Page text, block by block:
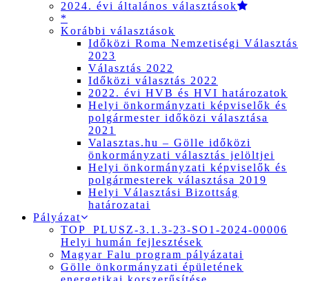
2024. évi általános választások
*
Korábbi választások
Időközi Roma Nemzetiségi Választás
2023
Választás 2022
Időközi választás 2022
2022. évi HVB és HVI határozatok
Helyi önkormányzati képviselők és
polgármester időközi választása
2021
Valasztas.hu – Gölle időközi
önkormányzati választás jelöltjei
Helyi önkormányzati képviselők és
polgármesterek választása 2019
Helyi Választási Bizottság
határozatai
Pályázat
TOP_PLUSZ-3.1.3-23-SO1-2024-00006
Helyi humán fejlesztések
Magyar Falu program pályázatai
Gölle önkormányzati épületének